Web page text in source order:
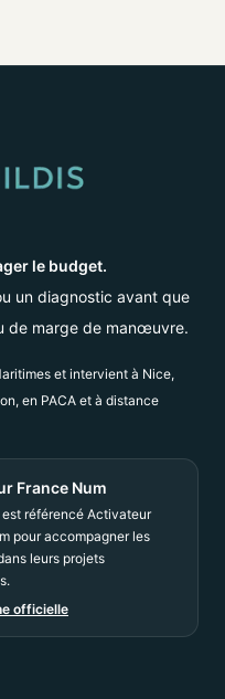
le budget.
un diagnostic avant que
de marge de manœuvre.
et intervient à Nice,
en PACA et à distance
France Num
référencé Activateur
pour accompagner les
leurs projets
officielle